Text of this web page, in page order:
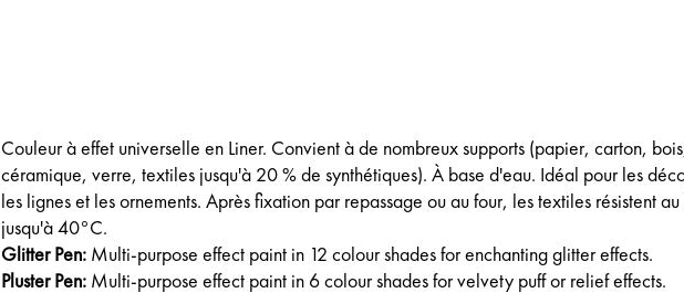
Couleur à effet universelle en Liner. Convient à de nombreux supports (papier, carton,
céramique, verre, textiles jusqu'à 20 % de synthétiques). À base d'eau. Idéal pour les
les lignes et les ornements. Après fixation par repassage ou au four, les textiles résistent
jusqu'à 40°C.
Glitter Pen: Multi-purpose effect paint in 12 colour shades for enchanting glitter effects.
Pluster Pen: Multi-purpose effect paint in 6 colour shades for velvety puff or relief effects.